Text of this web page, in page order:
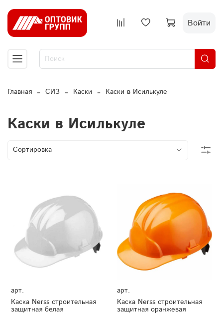
Войти
Главная СИЗ Каски Каски в Исилькуле
Каски в Исилькуле
арт.
Каска Nerss строительная
защитная белая
арт.
Каска Nerss строительная
защитная оранжевая